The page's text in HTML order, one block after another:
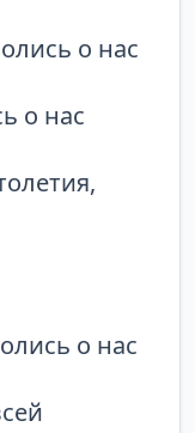
о нас
о нас
о нас